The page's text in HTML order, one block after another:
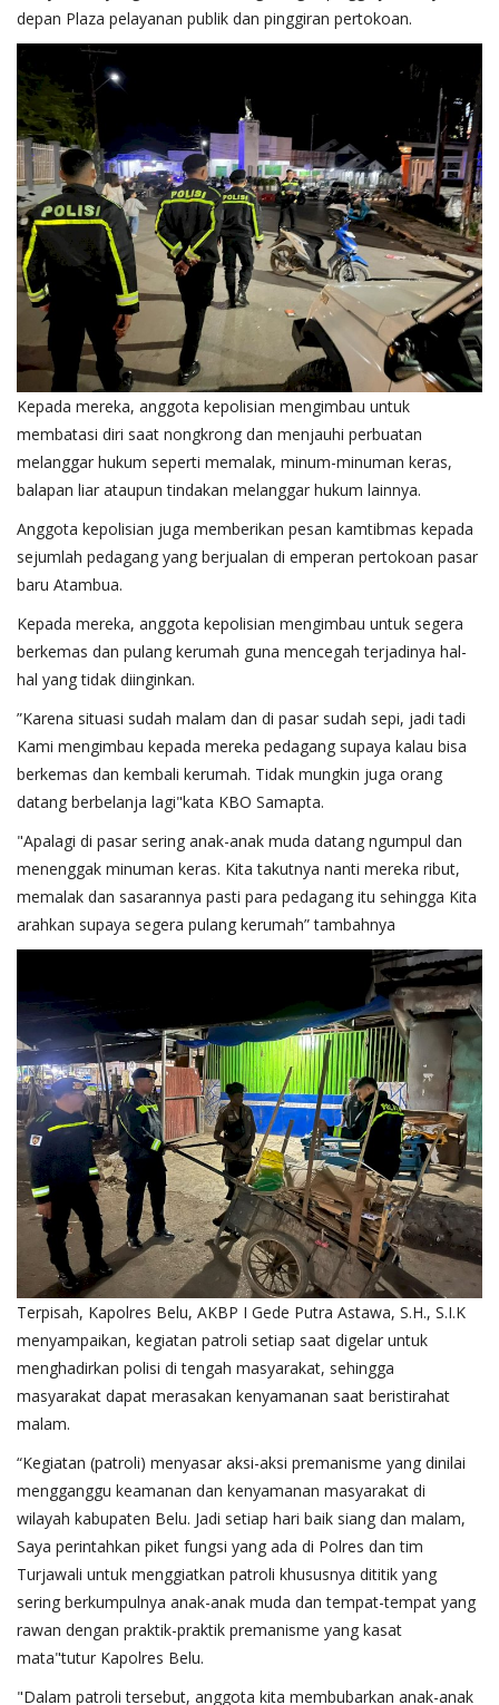
depan Plaza pelayanan publik dan pinggiran pertokoan.
Kepada mereka, anggota kepolisian mengimbau untuk
membatasi diri saat nongkrong dan menjauhi perbuatan
melanggar hukum seperti memalak, minum-minuman keras,
balapan liar ataupun tindakan melanggar hukum lainnya.
Anggota kepolisian juga memberikan pesan kamtibmas kepada
sejumlah pedagang yang berjualan di emperan pertokoan pasar
baru Atambua.
Kepada mereka, anggota kepolisian mengimbau untuk segera
berkemas dan pulang kerumah guna mencegah terjadinya hal-
hal yang tidak diinginkan.
”Karena situasi sudah malam dan di pasar sudah sepi, jadi tadi
Kami mengimbau kepada mereka pedagang supaya kalau bisa
berkemas dan kembali kerumah. Tidak mungkin juga orang
datang berbelanja lagi"kata KBO Samapta.
"Apalagi di pasar sering anak-anak muda datang ngumpul dan
menenggak minuman keras. Kita takutnya nanti mereka ribut,
memalak dan sasarannya pasti para pedagang itu sehingga Kita
arahkan supaya segera pulang kerumah” tambahnya
Terpisah, Kapolres Belu, AKBP I Gede Putra Astawa, S.H., S.I.K
menyampaikan, kegiatan patroli setiap saat digelar untuk
menghadirkan polisi di tengah masyarakat, sehingga
masyarakat dapat merasakan kenyamanan saat beristirahat
malam.
“Kegiatan (patroli) menyasar aksi-aksi premanisme yang dinilai
mengganggu keamanan dan kenyamanan masyarakat di
wilayah kabupaten Belu. Jadi setiap hari baik siang dan malam,
Saya perintahkan piket fungsi yang ada di Polres dan tim
Turjawali untuk menggiatkan patroli khususnya dititik yang
sering berkumpulnya anak-anak muda dan tempat-tempat yang
rawan dengan praktik-praktik premanisme yang kasat
mata"tutur Kapolres Belu.
"Dalam patroli tersebut, anggota kita membubarkan anak-anak